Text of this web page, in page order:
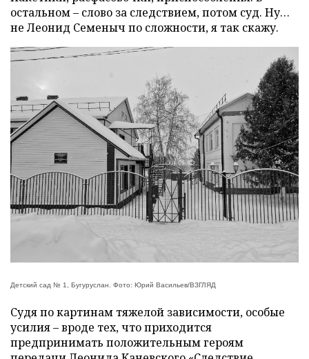
остальном – слово за следствием, потом суд. Ну…
не Леонид Семеныч по сложности, я так скажу.
Детский сад № 1, Бугуруслан. Фото: Юрий Васильев/ВЗГЛЯД
Судя по картинам тяжелой зависимости, особые
усилия – вроде тех, что приходится
предпринимать положительным героям